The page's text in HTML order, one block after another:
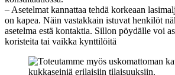
– Asetelmat kannattaa tehdä korkeaan
on kapea. Näin vastakkain istuvat henkilöt
asetelma estä kontaktia. Sillon pöydälle voi
koristeita tai vaikka kynttilöitä